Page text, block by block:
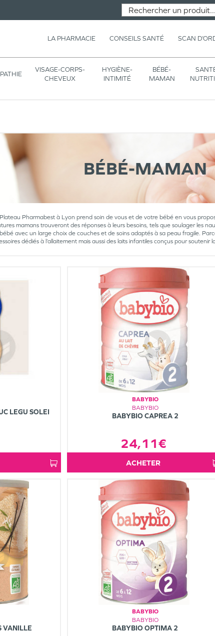
LA PHARMACIE CONSEILS SANTÉ SCAN
VISAGE-CORPS-
CHEVEUX
HYGIÈNE-
INTIMITÉ
BÉBÉ-
MAMAN
BÉBÉ-MAMAN
Pharmabest à Lyon prend soin de vous et de votre bébé en vous
mamans trouveront des réponses à leurs besoins, tels que soulager les
avec un large choix de couches et de soins adaptés à sa peau fragile.
dédiés à l’allaitement mais aussi des laits infantiles conçus pour
LEGU SOLEI
BABYBIO
BABYBIO
BABYBIO CAPREA 2
24,11€
ACHETER
VANILLE
BABYBIO
BABYBIO
BABYBIO OPTIMA 2